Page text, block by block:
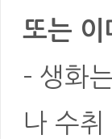
또는
- 생화
나 수